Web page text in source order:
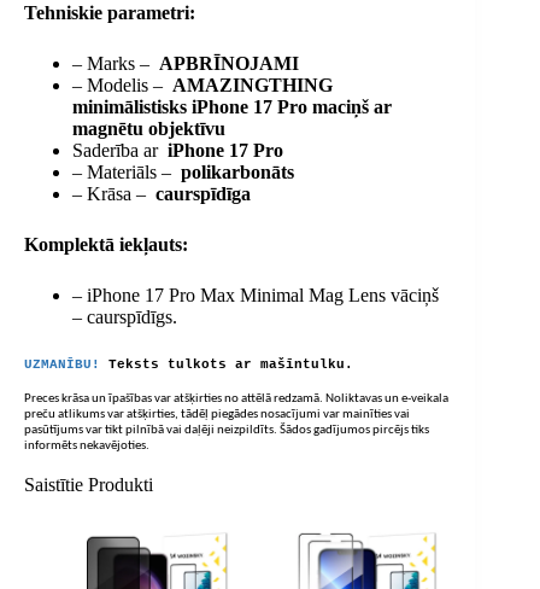
Tehniskie parametri:
– Marks – APBRĪNOJAMI
– Modelis – AMAZINGTHING
minimālistisks iPhone 17 Pro maciņš ar
magnētu objektīvu
Saderība ar iPhone 17 Pro
– Materiāls – polikarbonāts
– Krāsa – caurspīdīga
Komplektā iekļauts:
– iPhone 17 Pro Max Minimal Mag Lens vāciņš
– caurspīdīgs.
UZMANĪBU! Teksts tulkots ar mašīntulku.
Preces krāsa un īpašības var atšķirties no attēlā redzamā. Noliktavas un e-veikala
preču atlikums var atšķirties, tādēļ piegādes nosacījumi var mainīties vai
pasūtījums var tikt pilnībā vai daļēji neizpildīts. Šādos gadījumos pircējs tiks
informēts nekavējoties.
Saistītie Produkti